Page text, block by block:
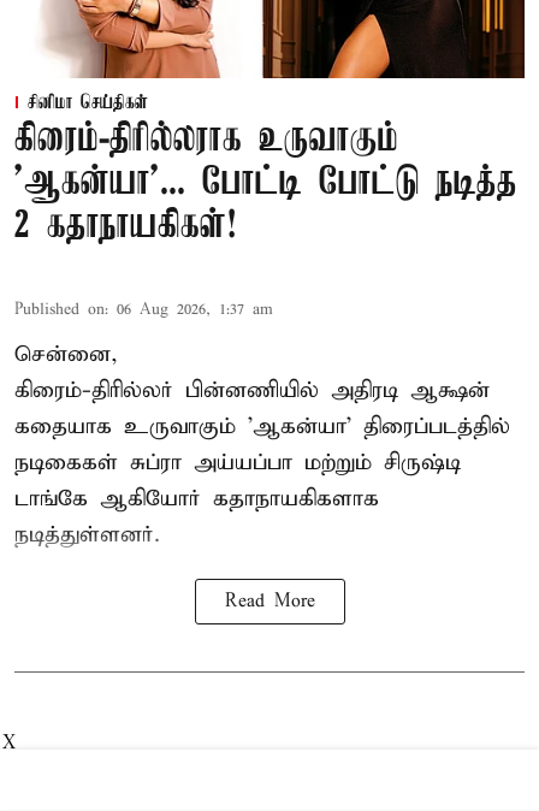
சினிமா செய்திகள்
கிரைம்-திரில்லராக உருவாகும்
'ஆகன்யா'... போட்டி போட்டு நடித்த
2 கதாநாயகிகள்!
Published on: 06 Aug 2026, 1:37 am
சென்னை,
கிரைம்-திரில்லர் பின்னணியில் அதிரடி ஆக்ஷன்
கதையாக உருவாகும் 'ஆகன்யா' திரைப்படத்தில்
நடிகைகள் சுப்ரா அய்யப்பா மற்றும் சிருஷ்டி
டாங்கே ஆகியோர் கதாநாயகிகளாக
நடித்துள்ளனர்.
Read More
X